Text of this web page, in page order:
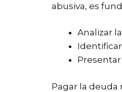
abusiva, es
Analizar
Pagar la